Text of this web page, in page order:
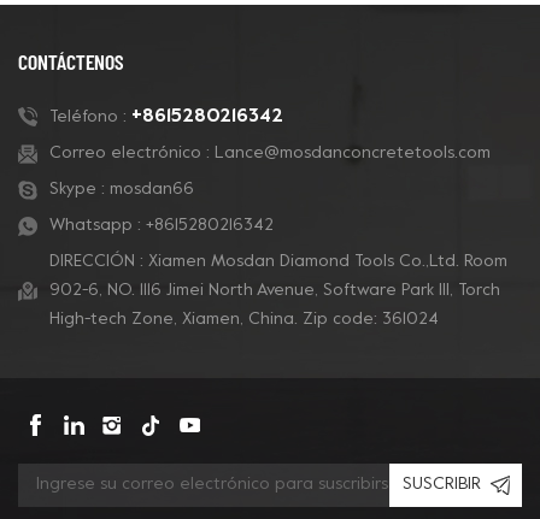
CONTÁCTENOS
Teléfono : +8615280216342
Correo electrónico : Lance@mosdanconcretetools.com
Skype : mosdan66
Whatsapp : +8615280216342
DIRECCIÓN : Xiamen Mosdan Diamond Tools Co.,Ltd. Room
902-6, NO. 1116 Jimei North Avenue, Software Park Ill, Torch
High-tech Zone, Xiamen, China. Zip code: 361024
SUSCRIBIR